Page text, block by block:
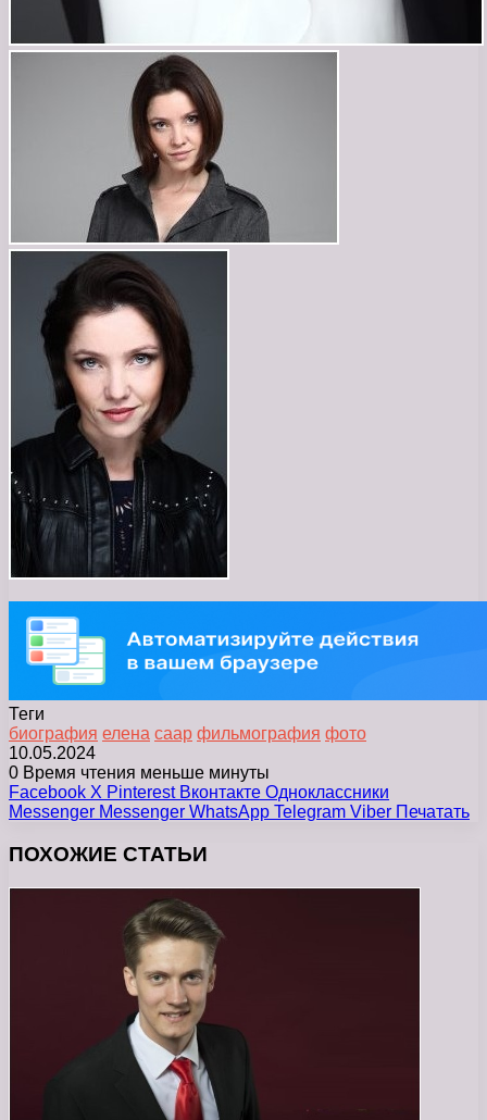
Теги
биография елена саар фильмография фото
10.05.2024
0 Время чтения меньше минуты
Facebook X Pinterest Вконтакте Одноклассники
Messenger Messenger WhatsApp Telegram Viber Печатать
ПОХОЖИЕ СТАТЬИ